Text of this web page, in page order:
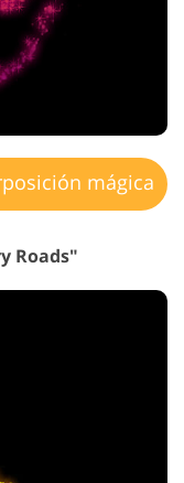
mágica
Roads"